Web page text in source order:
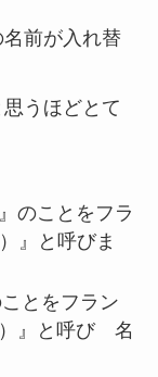
前が入れ替
うほどとて
のことをフラ
』と呼びま
とをフラン
』と呼び 名